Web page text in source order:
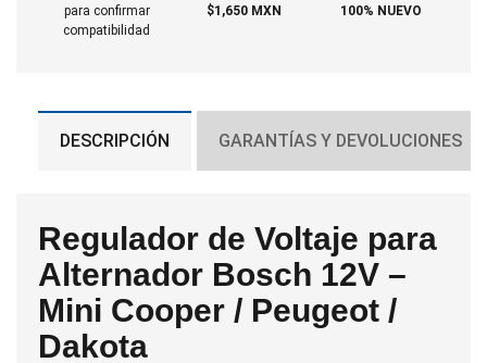
para confirmar
compatibilidad
$1,650 MXN
100% NUEVO
DESCRIPCIÓN GARANTÍAS Y DEVOLUCIONES
Regulador de Voltaje para
Alternador Bosch 12V –
Mini Cooper / Peugeot /
Dakota